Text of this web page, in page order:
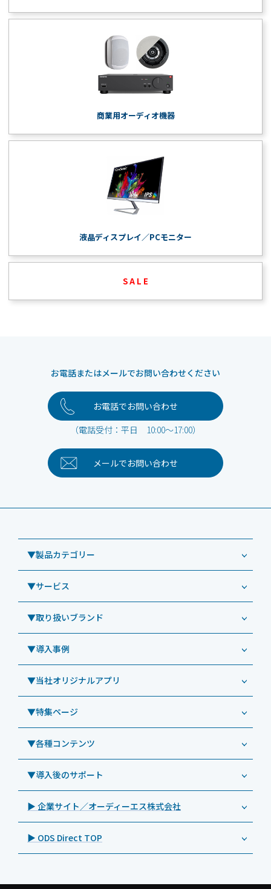
商業用オーディオ機器
液晶ディスプレイ／PCモニター
S A L E
お電話またはメールでお問い合わせください
お電話でお問い合わせ
（電話受付：平日 10:00～17:00）
メールでお問い合わせ
▼製品カテゴリー
業務用タブレット
Windowsタブレット TW2A-NF9LTA
Windowsタブレット TW2A-N9LTA
Windowsタブレット TW2A-N9LT
Windowsタブレット TW2A-E9LT
Androidタブレット TA2C-NF8
Androidタブレット TA2C-NF8BL
Androidタブレット TA2C-CS8
Androidタブレット TA2C-CS8BL
Androidタブレット TA2C-DR94G
Androidタブレット TA2C-M8AC
Androidタブレット TA2C-M8
▼サービス
コールセンター
CRMシステム「カイゼンコール」
リペアサービス
教育機関向けiPad修理パック
社内ヘルプデスク代行サービス
教育機関向けiPad管理運用パック
教育機関向けICT支援ソリューション
教育機関向けネットワーク機器導入保守
キッティング
自治体向けDXソリューションサービス
法人向けiPad修理＆デバイス買取サービス
▼取り扱いブランド
ODS（オーディーエス）
LG（エルジー）
ViewSonic（ビューソニック）
PHILIPS（フィリップス）
DynaScan（ダイナスキャン）
SAMSUNG（サムスン）
Goodview（グッドビュー）
Cloudpoint（クラウドポイント）
BenQ（ベンキュー）
Magconn（マグコン）
BIAMP ／ Apart Audio（バイアンプ）
▼導入事例
導入事例（業務用タブレット、デジタルサイネージほか）
事例：業務用タブレット端末
事例：業務用サイネージ・プロジェクター
事例：業務用オーディオ・その他AV機器
事例：サービス
▼当社オリジナルアプリ
業務効率化アプリ「NFCオプティマイザー」
サポート支援アプリ「ログ送信アプリ」
MDMアプリ「Tablet Control」
▼特集ページ
業務用タブレット
>特長1：USB Type-Aポート
>特長2：microHDMIポート
>特長3：AC常時給電タイプ
>飲食向けタブレット
>ホテル向けタブレット
▼各種コンテンツ
特集記事
製品カタログ
プレスリリース
製品写真
▼導入後のサポート
オーディーエスPCカスタマーセンター
▶ 企業サイト／オーディーエス株式会社
▶ ODS Direct TOP